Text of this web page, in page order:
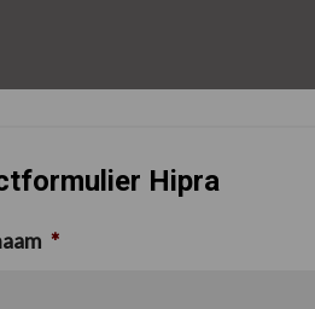
Hipra
*